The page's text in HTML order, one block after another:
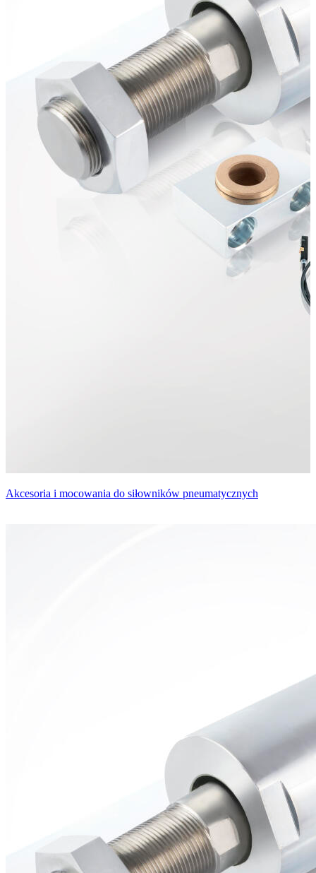
Akcesoria i mocowania do siłowników pneumatycznych